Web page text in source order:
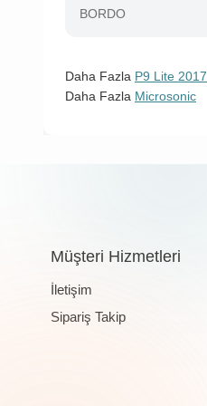
BORDO
Daha Fazla P9 Lite 2017
Daha Fazla Microsonic
Müşteri Hizmetleri
İletişim
Sipariş Takip